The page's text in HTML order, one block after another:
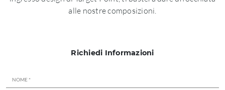
alle nostre composizioni.
Richiedi Informazioni